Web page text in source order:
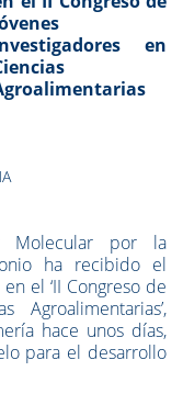
en
Molecular por la
ha recibido el
el ‘II Congreso de
Agroalimentarias’,
hace unos días,
para el desarrollo